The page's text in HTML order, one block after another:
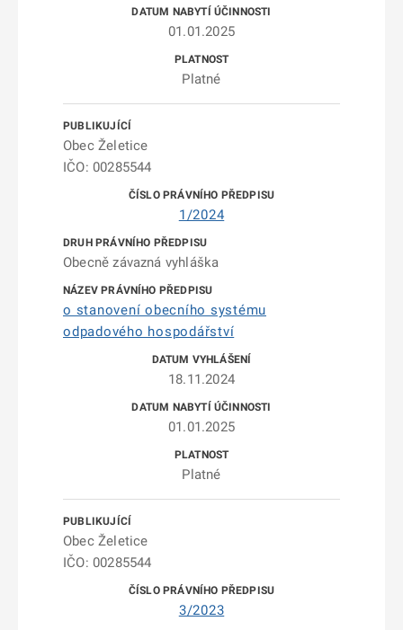
01.01.2025
Platné
Obec Želetice
IČO: 00285544
1/2024
Obecně závazná vyhláška
o stanovení obecního systému
odpadového hospodářství
18.11.2024
01.01.2025
Platné
Obec Želetice
IČO: 00285544
3/2023